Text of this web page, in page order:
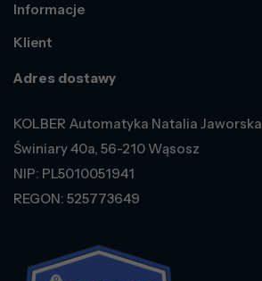
Informacje
Klient
Adres dostawy
KOLBER Automatyka Natalia Jaworska
Świniary 40a, 56-210 Wąsosz
NIP: PL5010051941
REGON: 525773649